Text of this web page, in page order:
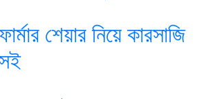
শেয়ার নিয়ে কারসাজি